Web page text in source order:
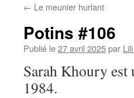
contenu
← Le meunier hurlant
Potins #106
Publié le27 avril 2025par
Sarah Khoury est
1984.